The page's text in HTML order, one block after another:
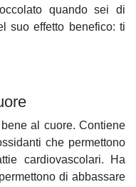
quando sei di
suo effetto benefico: ti
al cuore. Contiene
che permettono
cardiovascolari. Ha
di abbassare